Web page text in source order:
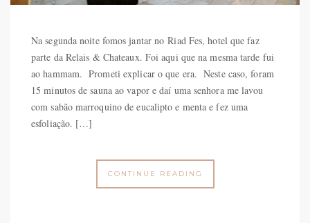
Na segunda noite fomos jantar no Riad Fes, hotel que faz
parte da Relais & Chateaux. Foi aqui que na mesma tarde fui
ao hammam. Prometi explicar o que era. Neste caso, foram
15 minutos de sauna ao vapor e daí uma senhora me lavou
com sabão marroquino de eucalipto e menta e fez uma
esfoliação. […]
CONTINUE READING